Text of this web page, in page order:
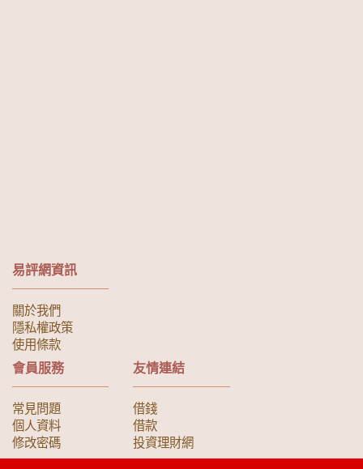
易評網資訊
關於我們
隱私權政策
使用條款
會員服務
常見問題
個人資料
修改密碼
友情連結
借錢
借款
投資理財網